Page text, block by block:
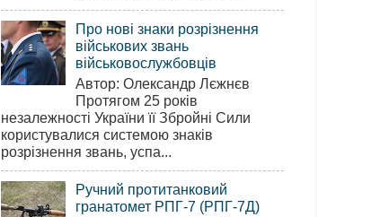
Про нові знаки розрізнення
військових звань
військовослужбовців
Автор: Олександр Лєжнєв
Протягом 25 років
незалежності України її Збройні Сили
користувалися системою знаків
розрізнення звань, успа...
Ручний протитанковий
гранатомет РПГ-7 (РПГ-7Д)